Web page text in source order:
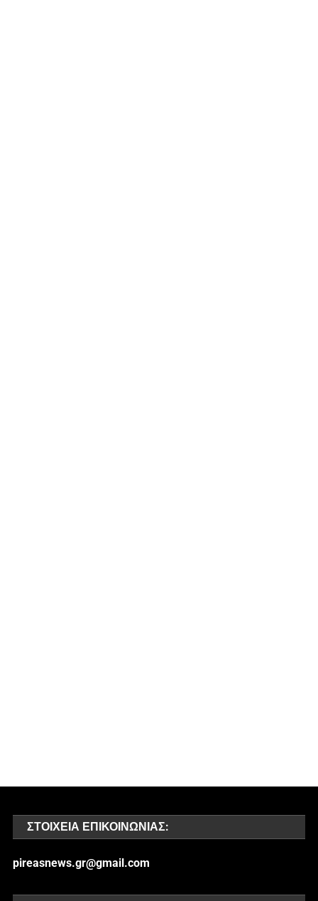
ΣΤΟΙΧΕΊΑ ΕΠΙΚΟΙΝΩΝΊΑΣ:
pireasnews.gr@gmail.com